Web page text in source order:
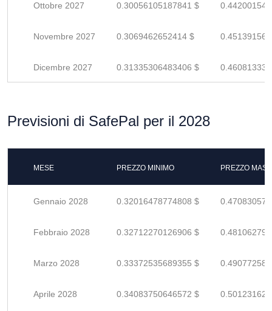
Ottobre 2027 0.30056105187841 $
Novembre 2027 0.3069462652414 $
Dicembre 2027 0.31335306483406 $
Previsioni di SafePal per il 2028
MESE PREZZO MINIMO PREZZO
Gennaio 2028 0.32016478774808 $
Febbraio 2028 0.32712270126906 $
Marzo 2028 0.33372535689355 $
Aprile 2028 0.34083750646572 $